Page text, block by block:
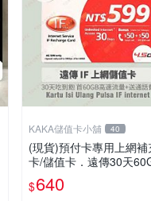
KAKA儲值卡小舖 40
(現貨)預付卡專用上網補
卡/儲值卡．遠傳30天
B．上網吃到飽．IF599．
傳外籍可儲 [KAKA儲值卡
$640